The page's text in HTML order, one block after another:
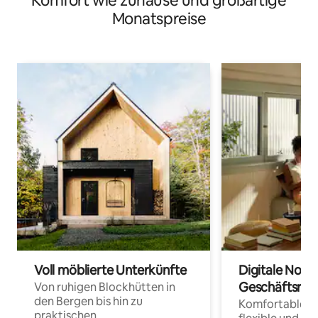
Monatspreise
Voll möblierte Unterkünfte
Von ruhigen Blockhütten in
den Bergen bis hin zu
Digitale
Komfortable